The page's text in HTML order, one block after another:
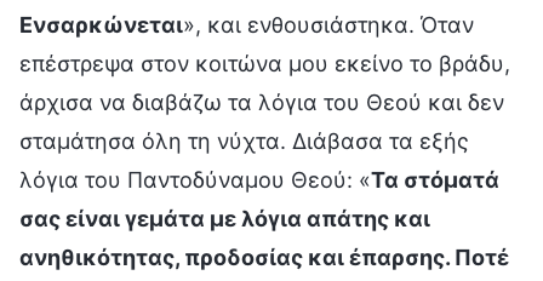
Ενσαρκώνεται», και ενθουσιάστηκα. Όταν
επέστρεψα στον κοιτώνα μου εκείνο το βράδυ,
άρχισα να διαβάζω τα λόγια του Θεού και δεν
σταμάτησα όλη τη νύχτα. Διάβασα τα εξής
λόγια του Παντοδύναμου Θεού: «Τα στόματά
σας είναι γεμάτα με λόγια απάτης και
ανηθικότητας, προδοσίας και έπαρσης. Ποτέ